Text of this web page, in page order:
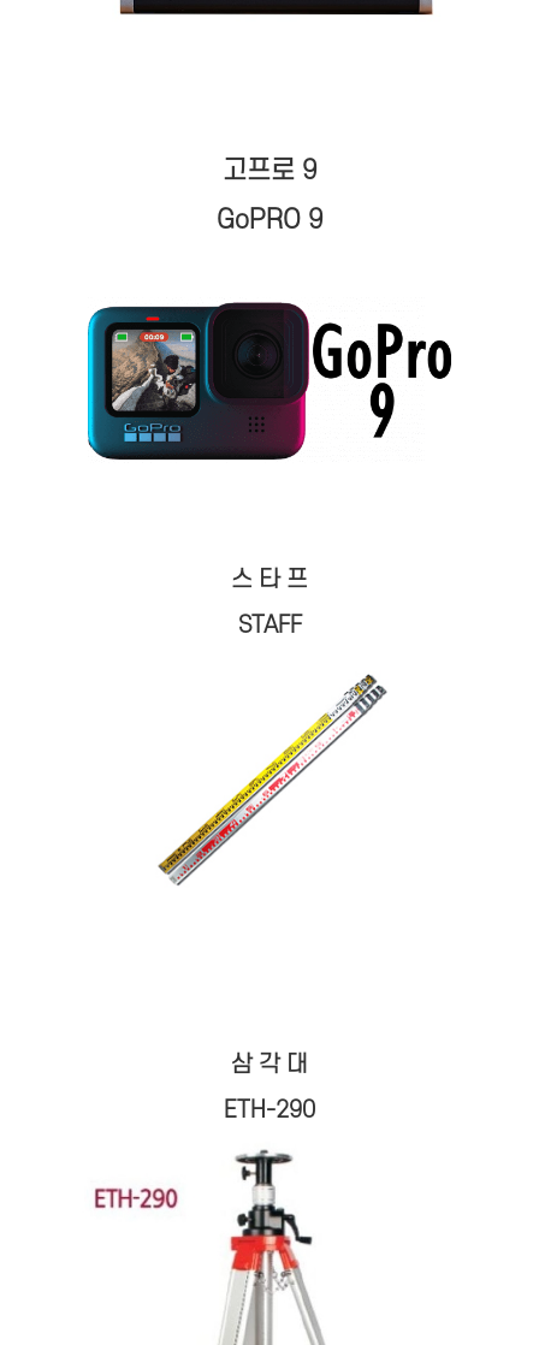
고프로 9
GoPRO 9
스 타 프
STAFF
삼 각 대
ETH-290